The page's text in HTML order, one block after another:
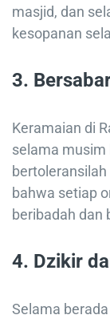
masjid, dan
kesopanan
3.
Keramaian di
selama musim
bahwa setiap
beribadah dan
4. Dzikir
Selama